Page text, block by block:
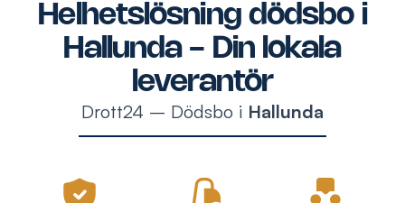
Helhetslösning dödsbo i
Hallunda - Din lokala
leverantör
Drott24 – Dödsbo i Hallunda